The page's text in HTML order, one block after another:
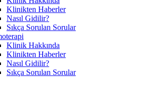
Klinikten Haberler
Nasıl Gidilir?
Sıkça Sorulan Sorular
Klinik Hakkında
Klinikten Haberler
Nasıl Gidilir?
Sıkça Sorulan Sorular